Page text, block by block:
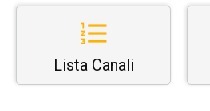
Lista Canali